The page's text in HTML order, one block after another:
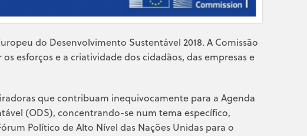
do Desenvolvimento Sustentável 2018. A Comissão
esforços e a criatividade dos cidadãos, das empresas e
que contribuam inequivocamente para a Agenda
(ODS), concentrando-se num tema específico,
Político de Alto Nível das Nações Unidas para o